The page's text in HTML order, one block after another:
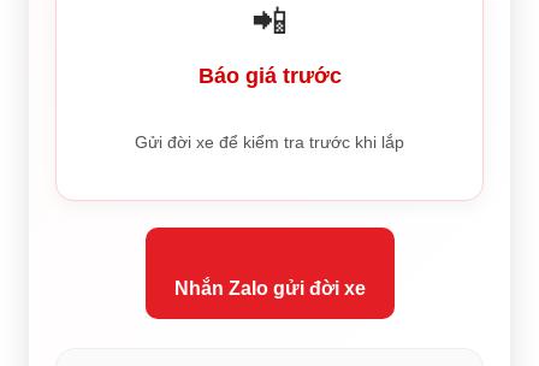
📲
Báo giá trước
Gửi đời xe để kiểm tra trước khi lắp
Nhắn Zalo gửi đời xe